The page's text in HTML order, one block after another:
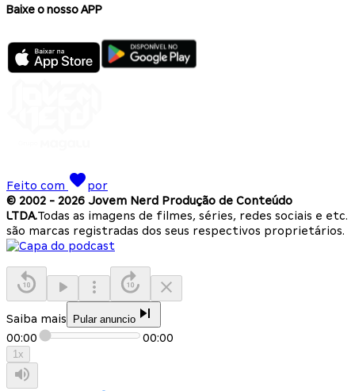
Baixe o nosso APP
Feito com
por
© 2002 - 2026 Jovem Nerd Produção de Conteúdo
LTDA.Todas as imagens de filmes, séries, redes sociais e etc.
são marcas registradas dos seus respectivos proprietários.
Saiba mais Pular anuncio
00:00 00:00
1x